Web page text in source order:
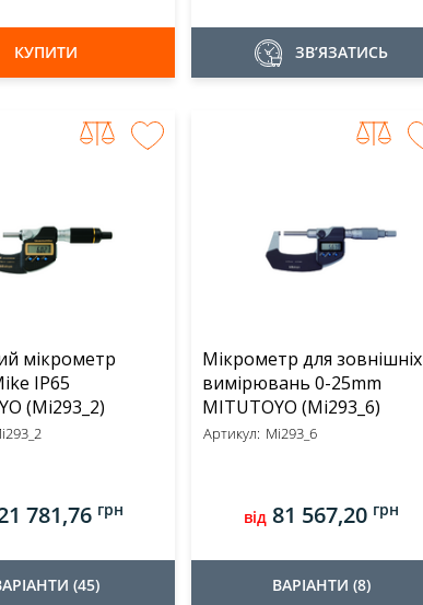
КУПИТИ ЗВ’ЯЗАТИСЬ
мікрометр
IP65
MITUTOYO (Mi293_2)
781,76 грн
(45)
Мікрометр для зовнішніх
вимірювань 0-25mm
MITUTOYO (Mi293_6)
Артикул: Mi293_6
від81 567,20 грн
ВАРІАНТИ (8)